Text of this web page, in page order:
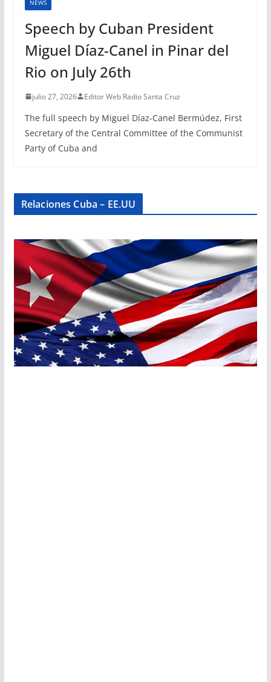
NEWS
Speech by Cuban President
Miguel Díaz-Canel in Pinar del
Rio on July 26th
julio 27, 2026 Editor Web Radio Santa Cruz
The full speech by Miguel Díaz-Canel Bermúdez, First
Secretary of the Central Committee of the Communist
Party of Cuba and
Relaciones Cuba – EE.UU